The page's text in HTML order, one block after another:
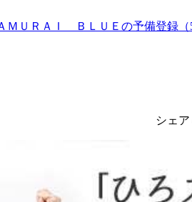
ＭＵＲＡＩ ＢＬＵＥの予備登録（5
シェ